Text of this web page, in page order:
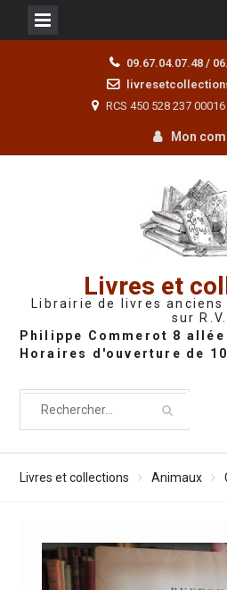
09.67.04.07.48 /
RCS 450 528 237
Mon
Livres et
Librairie de livres
sur R.V.
Livres et collections Animaux